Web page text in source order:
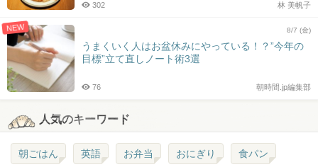
林 美帆子
302
NEW 8/7 (金)
うまくいく人はお盆休みにやっている！？”今年の
目標”立て直しノート術3選
朝時間.jp編集部
76
人気のキーワード
朝ごはん 英語 お弁当 おにぎり 食パン